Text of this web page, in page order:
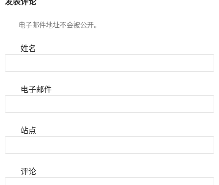
电子邮件地址不会被公开。
姓名
电子邮件
站点
评论